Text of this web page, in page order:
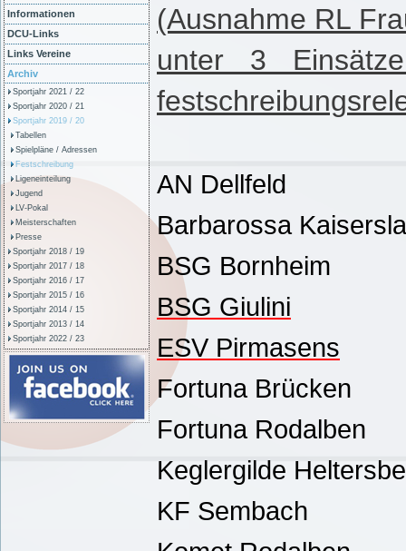
Informationen
DCU-Links
Links Vereine
Archiv
Sportjahr 2021 / 22
Sportjahr 2020 / 21
Sportjahr 2019 / 20
Tabellen
Spielpläne / Adressen
Festschreibung
Ligeneinteilung
Jugend
LV-Pokal
Meisterschaften
Presse
Sportjahr 2018 / 19
Sportjahr 2017 / 18
Sportjahr 2016 / 17
Sportjahr 2015 / 16
Sportjahr 2014 / 15
Sportjahr 2013 / 14
Sportjahr 2022 / 23
(Ausnahme RL
unter 3
AN Dellfeld
Barbarossa
BSG Bornheim
BSG Giulini
ESV Pirmasens
Fortuna Brücken
Fortuna Rodalben
Keglergilde
KF Sembach